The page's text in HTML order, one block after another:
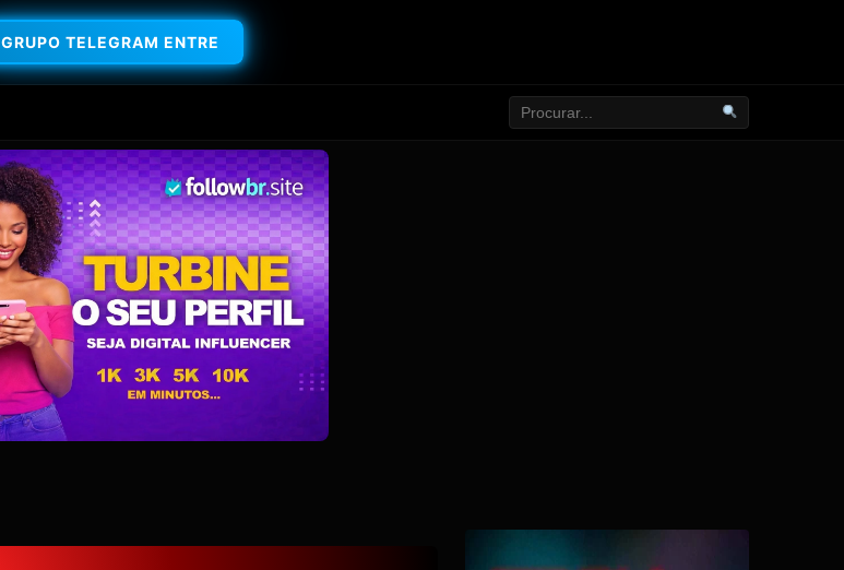
GRUPO TELEGRAM ENTRE